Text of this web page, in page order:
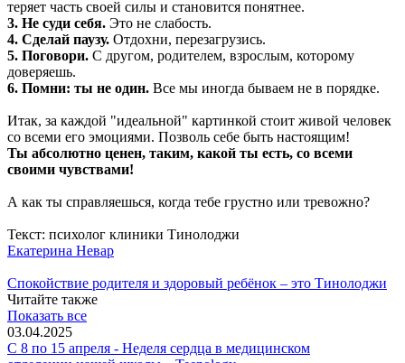
теряет часть своей силы и становится понятнее.
3. Не суди себя. Это не слабость.
4. Сделай паузу. Отдохни, перезагрузись.
5. Поговори. С другом, родителем, взрослым, которому
доверяешь.
6. Помни: ты не один. Все мы иногда бываем не в порядке.
Итак, за каждой "идеальной" картинкой стоит живой человек
со всеми его эмоциями. Позволь себе быть настоящим!
Ты абсолютно ценен, таким, какой ты есть, со всеми
своими чувствами!
А как ты справляешься, когда тебе грустно или тревожно?
Текст: психолог клиники Тинолоджи
Екатерина Невар
Спокойствие родителя и здоровый ребёнок – это Тинолоджи
Читайте также
Показать все
03.04.2025
С 8 по 15 апреля - Неделя сердца в медицинском